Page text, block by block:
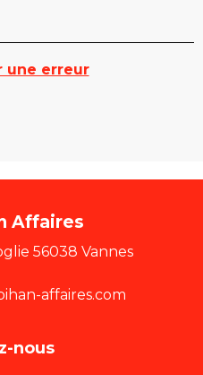
une erreur
Affaires
56038 Vannes
affaires.com
nous